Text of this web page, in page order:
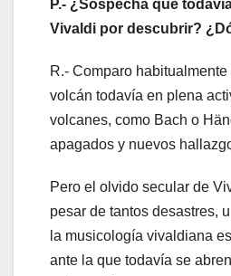
P.- ¿Sospecha que
Vivaldi por descubrir?
R.- Comparo
volcán todavía en plena
volcanes, como Bach o
apagados y nuevos
Pero el olvido secular de
pesar de tantos desastres,
la musicología vivaldiana
ante la que todavía se